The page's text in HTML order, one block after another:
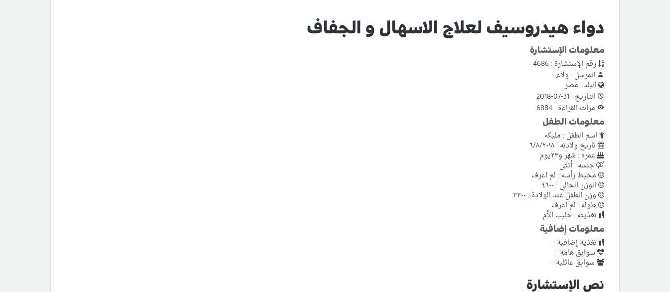
دواء هيدروسيف لعلاج الاسهال و الجفاف
معلومات الإستشارة
رقم الإستشارة : 4686
المرسل : ولاء
البلد : مصر
التاريخ : 31-07-2018
مرات القراءة : 6884
معلومات الطفل
اسم الطفل : مليكه
تاريخ ولادته : ٦/٨/٢٠١٨
عمره : شهر و٢٣يوم
جنسه : أنثى
محيط رأسه : لم اعرف
الوزن الحالي : ٤٦٠٠
وزن الطفل عند الولادة : ٣٣٠٠
طوله : لم اعرف
تغذيته : حليب الأم
معلومات إضافية
تغذية إضافية :
سوابق هامة :
سوابق عائلية :
نص الإستشارة